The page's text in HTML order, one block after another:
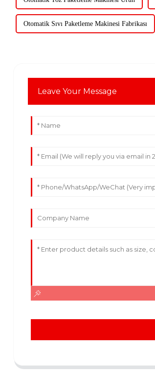
Otomatik Sıvı Paketleme Makinesi Fabrikası
Leave Your Message